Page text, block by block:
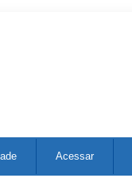
Acessar